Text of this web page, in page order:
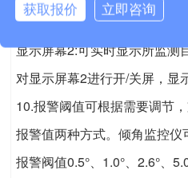
可显示激光的照射距离、报警
显示屏幕2:可实时显示所监测
对显示屏幕2进行开/关屏，显
10.报警阈值可根据需要调节
报警值两种方式。倾角监控
报警阀值0.5°、1.0°、2.6°、
获取报价 立即咨询